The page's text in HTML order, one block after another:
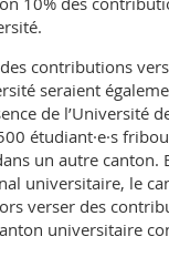
contributions
seraient
de l’Université
étudiant·e·s
un autre canton.
universitaire, le
verser des
universitaire